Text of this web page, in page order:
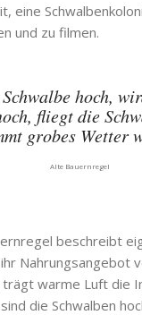
eine
und zu filmen.
hoch,
fliegt die
grobes Wetter
Alte Bauernregel
beschreibt
Nahrungsangebot
warme Luft die
die Schwalben